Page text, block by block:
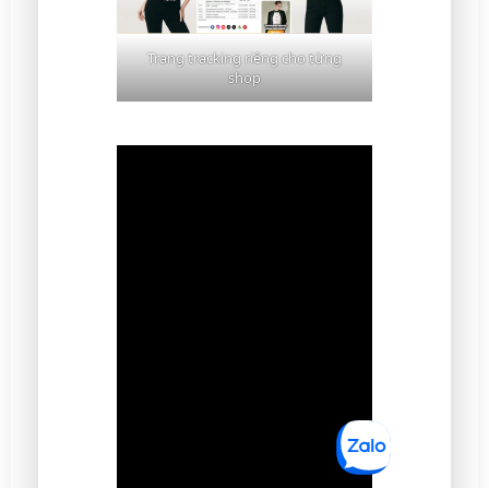
Trang tracking riêng cho từng
shop